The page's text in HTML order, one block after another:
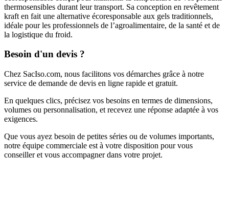
thermosensibles durant leur transport. Sa conception en revêtement
kraft en fait une alternative écoresponsable aux gels traditionnels,
idéale pour les professionnels de l’agroalimentaire, de la santé et de
la logistique du froid.
Besoin d'un devis ?
Chez SacIso.com, nous facilitons vos démarches grâce à notre
service de demande de devis en ligne rapide et gratuit.
En quelques clics, précisez vos besoins en termes de dimensions,
volumes ou personnalisation, et recevez une réponse adaptée à vos
exigences.
Que vous ayez besoin de petites séries ou de volumes importants,
notre équipe commerciale est à votre disposition pour vous
conseiller et vous accompagner dans votre projet.